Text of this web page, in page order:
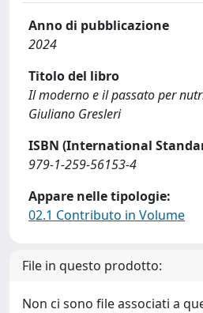
Anno di pubblicazione
2024
Titolo del libro
Il moderno e il passato per
Giuliano Gresleri
ISBN (International
979-1-259-56153-4
Appare nelle tipologie:
02.1 Contributo in Volume
File in questo prodotto:
Non ci sono file associati a